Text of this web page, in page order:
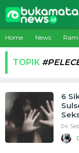
Home News
TOPIK
6
04